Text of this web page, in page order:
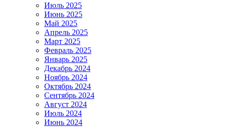
Июль 2025
Июнь 2025
Май 2025
Апрель 2025
Март 2025
Февраль 2025
Январь 2025
Декабрь 2024
Ноябрь 2024
Октябрь 2024
Сентябрь 2024
Август 2024
Июль 2024
Июнь 2024